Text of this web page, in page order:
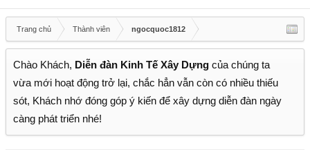
Trang chủ Thành viên ngocquoc1812
Chào Khách, Diễn đàn Kinh Tế Xây Dựng của chúng ta
vừa mới hoạt động trở lại, chắc hẳn vẫn còn có nhiều thiếu
sót, Khách nhớ đóng góp ý kiến để xây dựng diễn đàn ngày
càng phát triển nhé!